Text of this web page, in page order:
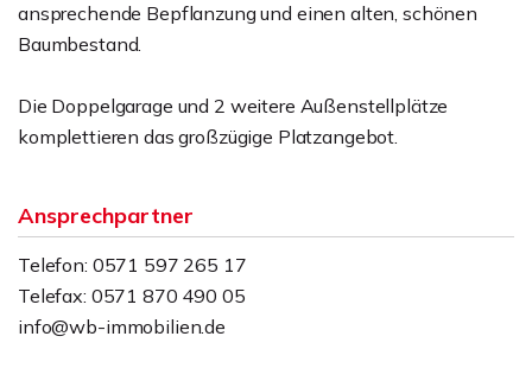
ansprechende Bepflanzung und einen alten, schönen
Baumbestand.
Die Doppelgarage und 2 weitere Außenstellplätze
komplettieren das großzügige Platzangebot.
Ansprechpartner
Telefon: 0571 597 265 17
Telefax: 0571 870 490 05
info@wb-immobilien.de